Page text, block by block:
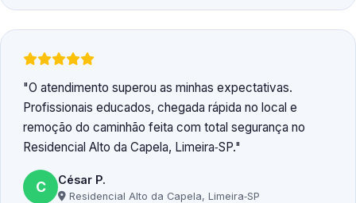
O atendimento superou as minhas expectativas.
Profissionais educados, chegada rápida no local e
remoção do caminhão feita com total segurança no
Residencial Alto da Capela, Limeira‑SP.
C César P.
Residencial Alto da Capela, Limeira‑SP